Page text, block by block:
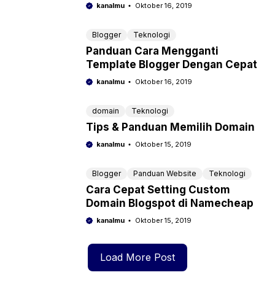
kanalmu Oktober 16, 2019
Blogger Teknologi
Panduan Cara Mengganti
Template Blogger Dengan Cepat
kanalmu Oktober 16, 2019
domain Teknologi
Tips & Panduan Memilih Domain
kanalmu Oktober 15, 2019
Blogger Panduan Website Teknologi
Cara Cepat Setting Custom
Domain Blogspot di Namecheap
kanalmu Oktober 15, 2019
Load More Post